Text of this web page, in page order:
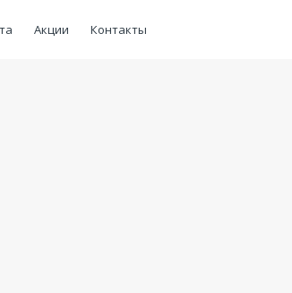
Акции Контакты